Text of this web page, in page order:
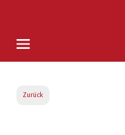
Zurück